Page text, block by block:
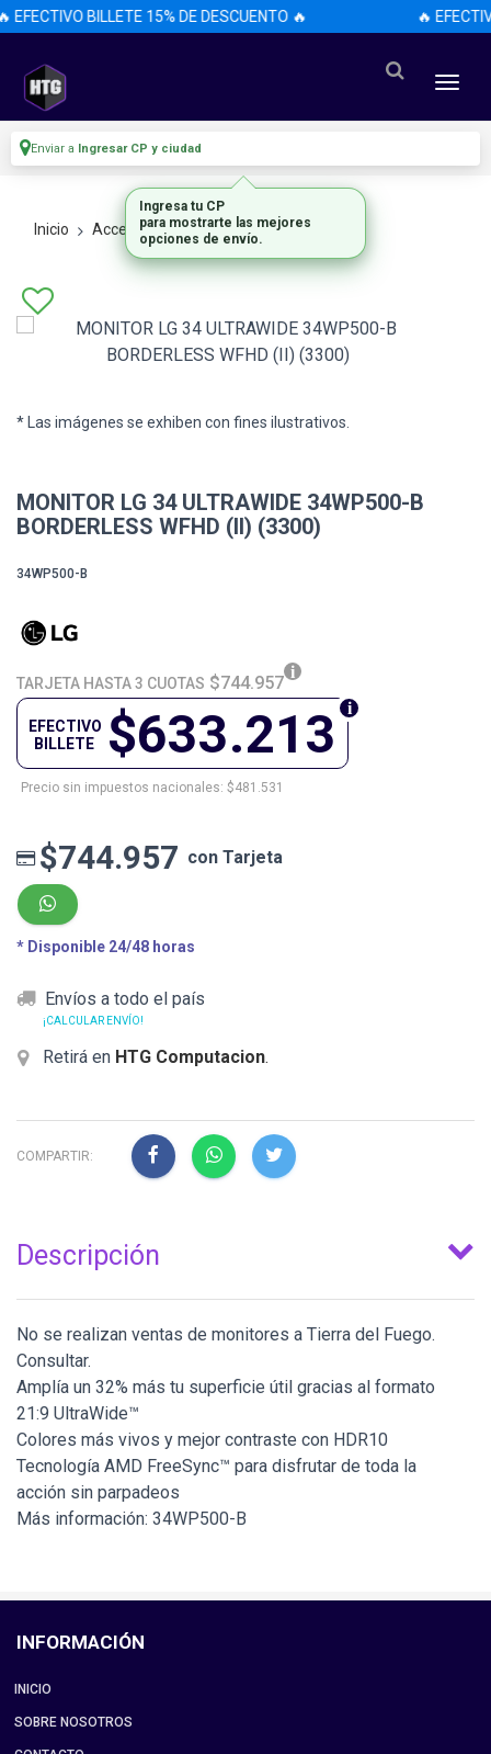
EFECTIVO BILLETE 15% DE DESCUENTO 🔥 🔥
Enviar a Ingresar CP y ciudad
Inicio Accesorios Accesorios
* Las imágenes se exhiben con fines ilustrativos.
MONITOR LG 34 ULTRAWIDE 34WP500-B
BORDERLESS WFHD (II) (3300)
34WP500-B
TARJETA HASTA 3 CUOTAS $744.957
$633.213
EFECTIVO
BILLETE
Precio sin impuestos nacionales: $481.531
$744.957 con Tarjeta
* Disponible 24/48 horas
Envíos a todo el país
¡CALCULAR ENVÍO!
Retirá en HTG Computacion.
COMPARTIR:
Descripción
No se realizan ventas de monitores a Tierra del Fuego.
Consultar.
Amplía un 32% más tu superficie útil gracias al formato
21:9 UltraWide™
Colores más vivos y mejor contraste con HDR10
Tecnología AMD FreeSync™ para disfrutar de toda la
acción sin parpadeos
Más información: 34WP500-B
INFORMACIÓN
INICIO
SOBRE NOSOTROS
Ingresa tu CP
para mostrarte las mejores
opciones de envío.